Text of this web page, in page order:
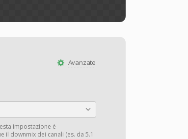
Avanzate
impostazione è
il downmix dei canali (es. da 5.1